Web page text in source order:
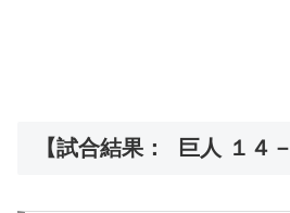
【試合結果： 巨人 １４